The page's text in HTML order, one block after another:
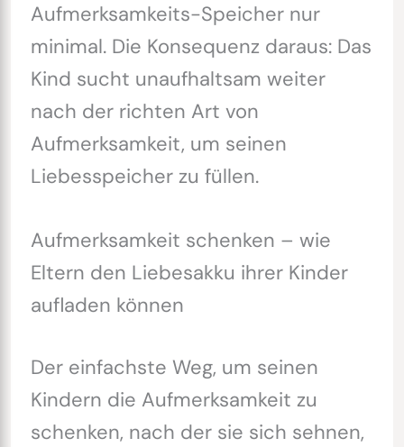
Aufmerksamkeits-Speicher nur
minimal. Die Konsequenz daraus: Das
Kind sucht unaufhaltsam weiter
nach der richten Art von
Aufmerksamkeit, um seinen
Liebesspeicher zu füllen.
Aufmerksamkeit schenken – wie
Eltern den Liebesakku ihrer Kinder
aufladen können
Der einfachste Weg, um seinen
Kindern die Aufmerksamkeit zu
schenken, nach der sie sich sehnen,